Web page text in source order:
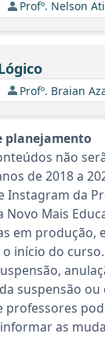
Profº. Nelson
Profº. Braian
planejamento
não
de 2018 a
Instagram da
Novo Mais
em produção,
início do curso.
suspensão ou
as